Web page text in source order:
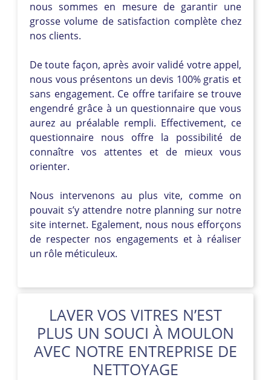
nous sommes en mesure de garantir une
grosse volume de satisfaction complète chez
nos clients.
De toute façon, après avoir validé votre appel,
nous vous présentons un devis 100% gratis et
sans engagement. Ce offre tarifaire se trouve
engendré grâce à un questionnaire que vous
aurez au préalable rempli. Effectivement, ce
questionnaire nous offre la possibilité de
connaître vos attentes et de mieux vous
orienter.
Nous intervenons au plus vite, comme on
pouvait s’y attendre notre planning sur notre
site internet. Egalement, nous nous efforçons
de respecter nos engagements et à réaliser
un rôle méticuleux.
LAVER VOS VITRES N’EST
PLUS UN SOUCI À MOULON
AVEC NOTRE ENTREPRISE DE
NETTOYAGE